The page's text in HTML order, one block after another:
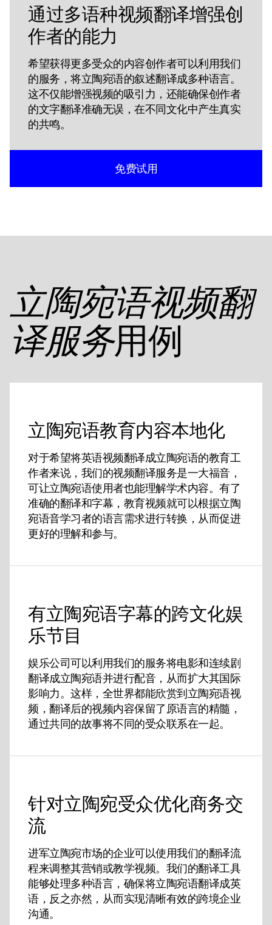
通过多语种视频翻译增强创
作者的能力
希望获得更多受众的内容创作者可以利用我们
的服务，将立陶宛语的叙述翻译成多种语言。
这不仅能增强视频的吸引力，还能确保创作者
的文字翻译准确无误，在不同文化中产生真实
的共鸣。
免费试用
立陶宛语视频翻
译服务用例
立陶宛语教育内容本地化
对于希望将英语视频翻译成立陶宛语的教育工
作者来说，我们的视频翻译服务是一大福音，
可让立陶宛语使用者也能理解学术内容。有了
准确的翻译和字幕，教育视频就可以根据立陶
宛语音学习者的语言需求进行转换，从而促进
更好的理解和参与。
有立陶宛语字幕的跨文化娱
乐节目
娱乐公司可以利用我们的服务将电影和连续剧
翻译成立陶宛语并进行配音，从而扩大其国际
影响力。这样，全世界都能欣赏到立陶宛语视
频，翻译后的视频内容保留了原语言的精髓，
通过共同的故事将不同的受众联系在一起。
针对立陶宛受众优化商务交
流
进军立陶宛市场的企业可以使用我们的翻译流
程来调整其营销或教学视频。我们的翻译工具
能够处理多种语言，确保将立陶宛语翻译成英
语，反之亦然，从而实现清晰有效的跨境企业
沟通。